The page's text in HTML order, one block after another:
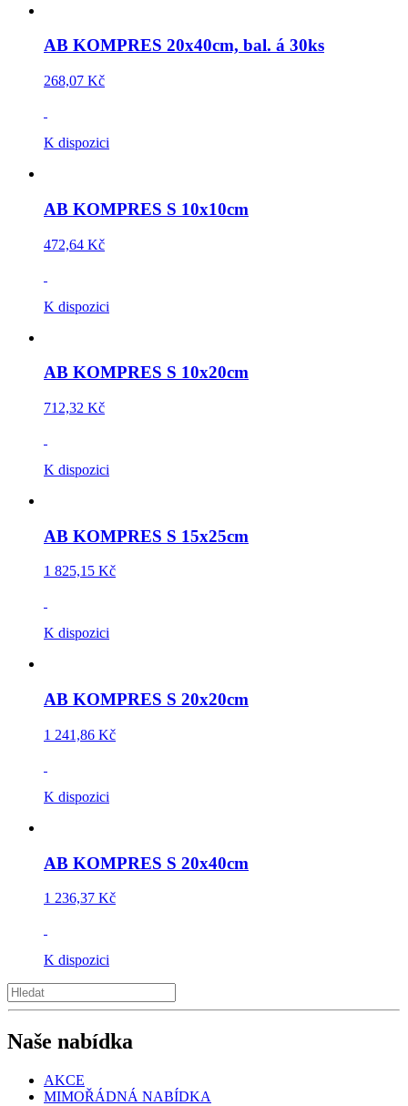
AB KOMPRES 20x40cm, bal. á 30ks
268,07 Kč
K dispozici
AB KOMPRES S 10x10cm
472,64 Kč
K dispozici
AB KOMPRES S 10x20cm
712,32 Kč
K dispozici
AB KOMPRES S 15x25cm
1 825,15 Kč
K dispozici
AB KOMPRES S 20x20cm
1 241,86 Kč
K dispozici
AB KOMPRES S 20x40cm
1 236,37 Kč
K dispozici
Naše nabídka
AKCE
MIMOŘÁDNÁ NABÍDKA